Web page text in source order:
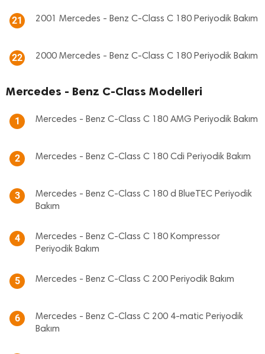
21 2001 Mercedes - Benz C-Class C 180 Periyodik Bakım
22 2000 Mercedes - Benz C-Class C 180 Periyodik Bakım
Mercedes - Benz C-Class Modelleri
1 Mercedes - Benz C-Class C 180 AMG Periyodik Bakım
2 Mercedes - Benz C-Class C 180 Cdi Periyodik Bakım
3
Mercedes - Benz C-Class C 180 d BlueTEC Periyodik
Bakım
4
Mercedes - Benz C-Class C 180 Kompressor
Periyodik Bakım
5 Mercedes - Benz C-Class C 200 Periyodik Bakım
6
Mercedes - Benz C-Class C 200 4-matic Periyodik
Bakım